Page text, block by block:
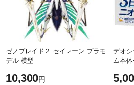
ゼノブレイド２ セイレーン プラモ
デル 模型
10,300円
デオシ
ム本体